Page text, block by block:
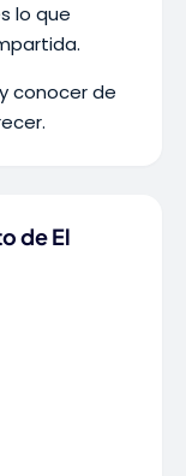
lo que
conocer de
de El